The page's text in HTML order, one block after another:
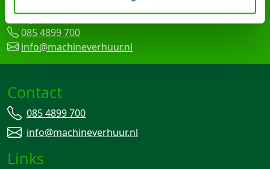
Arma Machine Verhuur
Nijverheidslaan 95-A, 3903 AN Veenendaal
085 4899 700
info@machineverhuur.nl
Contact
085 4899 700
info@machineverhuur.nl
Links